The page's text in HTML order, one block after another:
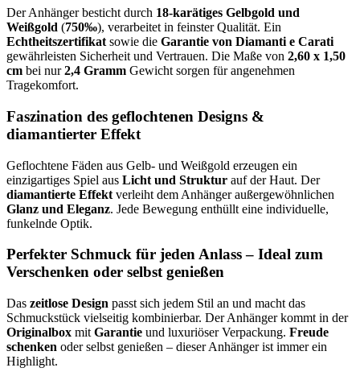
Der Anhänger besticht durch 18-karätiges Gelbgold und
Weißgold (750‰), verarbeitet in feinster Qualität. Ein
Echtheitszertifikat sowie die Garantie von Diamanti e Carati
gewährleisten Sicherheit und Vertrauen. Die Maße von 2,60 x 1,50
cm bei nur2,4 Gramm Gewicht sorgen für angenehmen
Tragekomfort.
Faszination des geflochtenen Designs &
diamantierter Effekt
Geflochtene Fäden aus Gelb- und Weißgold erzeugen ein
einzigartiges Spiel aus Licht und Struktur auf der Haut. Der
diamantierte Effekt verleiht dem Anhänger außergewöhnlichen
Glanz und Eleganz. Jede Bewegung enthüllt eine individuelle,
funkelnde Optik.
Perfekter Schmuck für jeden Anlass – Ideal zum
Verschenken oder selbst genießen
Das zeitlose Design passt sich jedem Stil an und macht das
Schmuckstück vielseitig kombinierbar. Der Anhänger kommt in der
Originalbox mit Garantie und luxuriöser Verpackung. Freude
schenken oder selbst genießen – dieser Anhänger ist immer ein
Highlight.